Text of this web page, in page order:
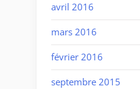
avril 2016
mars 2016
février 2016
septembre 2015